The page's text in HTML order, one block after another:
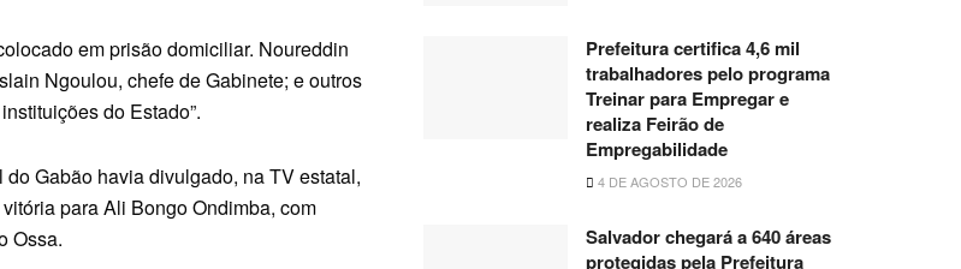
em prisão domiciliar. Noureddin
Ngoulou, chefe de Gabinete; e outros
do Estado”.
Gabão havia divulgado, na TV estatal,
para Ali Bongo Ondimba, com
Ossa.
Prefeitura certifica 4,6 mil
trabalhadores pelo programa
Treinar para Empregar e
realiza Feirão de
Empregabilidade
4 DE AGOSTO DE 2026
Salvador chegará a 640 áreas
protegidas pela Prefeitura